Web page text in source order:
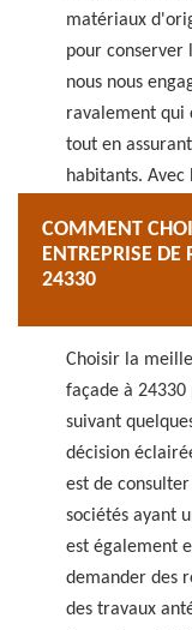
matériaux
pour conserver
nous nous
ravalement qui
tout en
habitants.
bâti tout en
citoyens.
COMMENT
ENTREPRISE
24330
Choisir la
façade à
suivant
décision
est de
sociétés ayant
est également
demander des
des travaux